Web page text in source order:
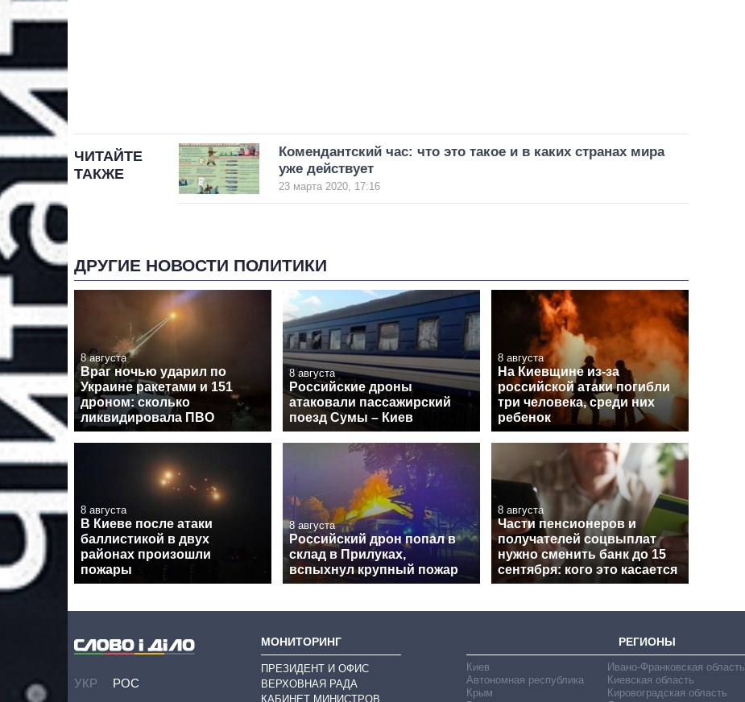
ЧИТАЙТЕ
ТАКЖЕ
Комендантский час: что это такое и в каких странах мира
уже действует
23 марта 2020, 17:16
ДРУГИЕ НОВОСТИ ПОЛИТИКИ
8 августа
Враг ночью ударил по
Украине ракетами и 151
дроном: сколько
ликвидировала ПВО
8 августа
Российские дроны
атаковали пассажирский
поезд Сумы – Киев
8 августа
На Киевщине из-за
российской атаки погибли
три человека, среди них
ребенок
8 августа
В Киеве после атаки
баллистикой в двух
районах произошли
пожары
8 августа
Российский дрон попал в
склад в Прилуках,
вспыхнул крупный пожар
8 августа
Части пенсионеров и
получателей соцвыплат
нужно сменить банк до 15
сентября: кого это касается
УКР РОС
МОНИТОРИНГ
ПРЕЗИДЕНТ И ОФИС
ВЕРХОВНАЯ РАДА
КАБИНЕТ МИНИСТРОВ
РЕГИОНЫ
Киев
Автономная республика
Крым
Ивано-Франковская область
Киевская область
Кировоградская область